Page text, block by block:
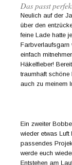
Das passt
Neulich auf der
über den
feine Lade hatte
einfach
Häkelfieber!
traumhaft
auch zu meinem
Ein zweiter
wieder etwas Luft
passendes
werde euch
Entstehen am